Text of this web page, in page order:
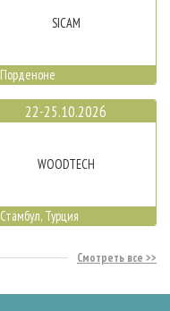
SICAM
Порденоне
22-25.10.2026
WOODTECH
Стамбул, Турция
Смотреть все